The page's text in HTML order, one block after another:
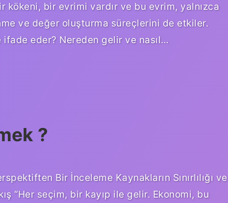
bir evrimi vardır ve bu evrim, yalnızca
ve değer oluşturma süreçlerini de etkiler.
eder? Nereden gelir ve nasıl…
?
Bir İnceleme Kaynakların Sınırlılığı ve
“Her seçim, bir kayıp ile gelir. Ekonomi, bu